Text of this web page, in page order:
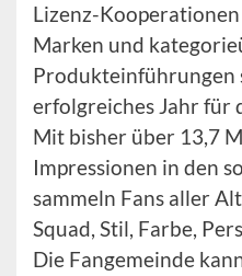
Lizenz-
Marken und
Produkteinführungen
erfolgreiches Jahr für
Mit bisher über 13,7
Impressionen in den
sammeln Fans aller
Squad, Stil, Farbe,
Die Fangemeinde